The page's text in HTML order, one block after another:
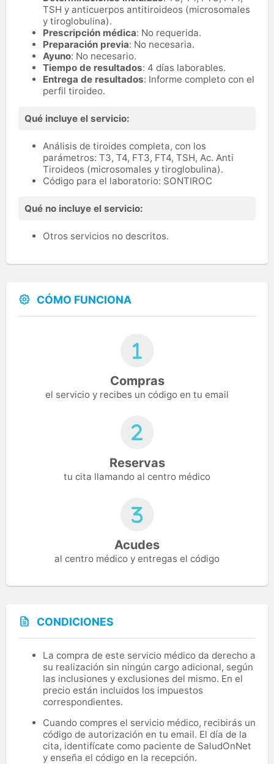
TSH y anticuerpos antitiroideos (microsomales
y tiroglobulina).
Prescripción médica: No requerida.
Preparación previa: No necesaria.
Ayuno: No necesario.
Tiempo de resultados: 4 días laborables.
Entrega de resultados: Informe completo con el
perfil tiroideo.
Qué incluye el servicio:
Análisis de tiroides completa, con los
parámetros: T3, T4, FT3, FT4, TSH, Ac. Anti
Tiroideos (microsomales y tiroglobulina).
Código para el laboratorio: SONTIROC
Qué no incluye el servicio:
Otros servicios no descritos.
CÓMO FUNCIONA
Compras
el servicio y recibes un código en tu email
Reservas
tu cita llamando al centro médico
Acudes
al centro médico y entregas el código
CONDICIONES
La compra de este servicio médico da derecho a
su realización sin ningún cargo adicional, según
las inclusiones y exclusiones del mismo. En el
precio están incluidos los impuestos
correspondientes.
Cuando compres el servicio médico, recibirás un
código de autorización en tu email. El día de la
cita, identifícate como paciente de SaludOnNet
y enseña el código en la recepción.